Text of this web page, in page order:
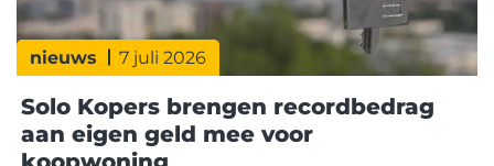
nieuws 7 juli 2026
Solo Kopers brengen recordbedrag
aan eigen geld mee voor